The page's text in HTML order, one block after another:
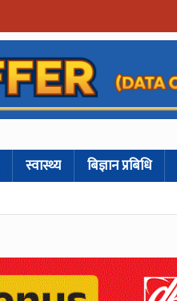
स्वास्थ्य बिज्ञान प्रबिधि